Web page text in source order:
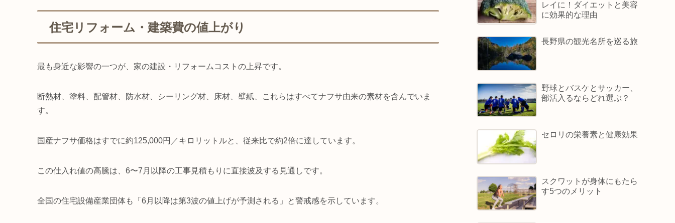
住宅リフォーム・建築費の値上がり
最も身近な影響の一つが、家の建設・リフォームコストの上昇です。
断熱材、塗料、配管材、防水材、シーリング材、床材、壁紙、これらはすべてナフサ由来の素材を含んでいま
す。
国産ナフサ価格はすでに約125,000円／キロリットルと、従来比で約2倍に達しています。
この仕入れ値の高騰は、6〜7月以降の工事見積もりに直接波及する見通しです。
全国の住宅設備産業団体も「6月以降は第3波の値上げが予測される」と警戒感を示しています。
レイに！ダイエットと美容
に効果的な理由
長野県の観光名所を巡る旅
野球とバスケとサッカー、
部活入るならどれ選ぶ？
セロリの栄養素と健康効果
スクワットが身体にもたら
す5つのメリット